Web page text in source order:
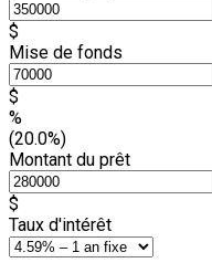
$
Mise de fonds
$
%
(20.0%)
Montant du prêt
$
Taux d'intérêt